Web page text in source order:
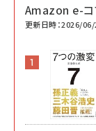
Amazon e-コ
更新日時：2026/